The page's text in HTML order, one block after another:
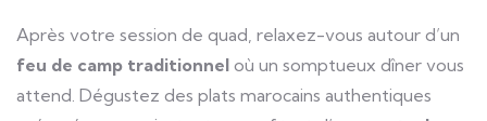
Après votre session de quad, relaxez-vous autour d’un
feu de camp traditionnel où un somptueux dîner vous
attend. Dégustez des plats marocains authentiques